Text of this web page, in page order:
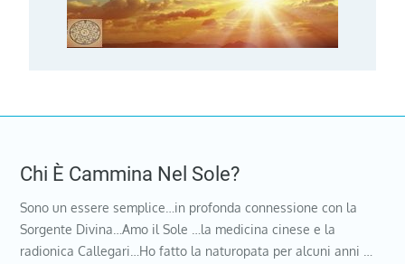
Chi È Cammina Nel Sole?
Sono un essere semplice…in profonda connessione con la
Sorgente Divina…Amo il Sole …la medicina cinese e la
radionica Callegari…Ho fatto la naturopata per alcuni anni …